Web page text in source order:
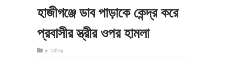
হাজীগঞ্জে ডাব পাড়াকে কেন্দ্র করে
প্রবাসীর স্ত্রীর ওপর হামলা
in হাজীগঞ্জ